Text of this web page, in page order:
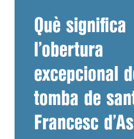
Què significa
l’obertura
excepcional
tomba de
Francesc